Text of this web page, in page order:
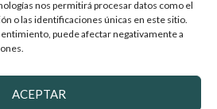
nos permitirá procesar datos como el
o las identificaciones únicas en este sitio.
puede afectar negativamente a
ACEPTAR